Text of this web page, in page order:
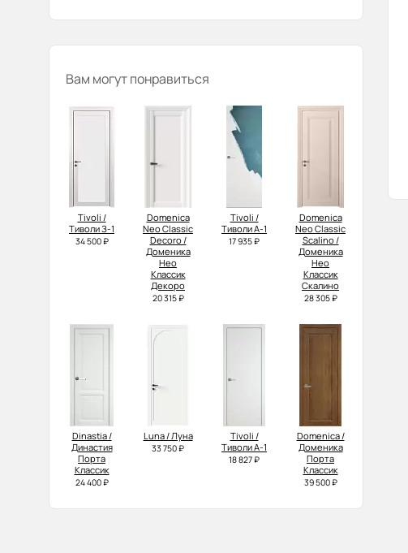
Вам могут понравиться
Tivoli /
Тиволи З-1
34 500 ₽
Domenica
Neo Classic
Decoro /
Доменика
Нео
Классик
Декоро
20 315 ₽
Tivoli /
Тиволи А-1
17 935 ₽
Domenica
Neo Classic
Scalino /
Доменика
Нео
Классик
Скалино
28 305 ₽
Dinastia /
Династия
Порта
Классик
24 400 ₽
Luna / Луна
33 750 ₽
Tivoli /
Тиволи А-1
18 827 ₽
Domenica /
Доменика
Порта
Классик
39 500 ₽